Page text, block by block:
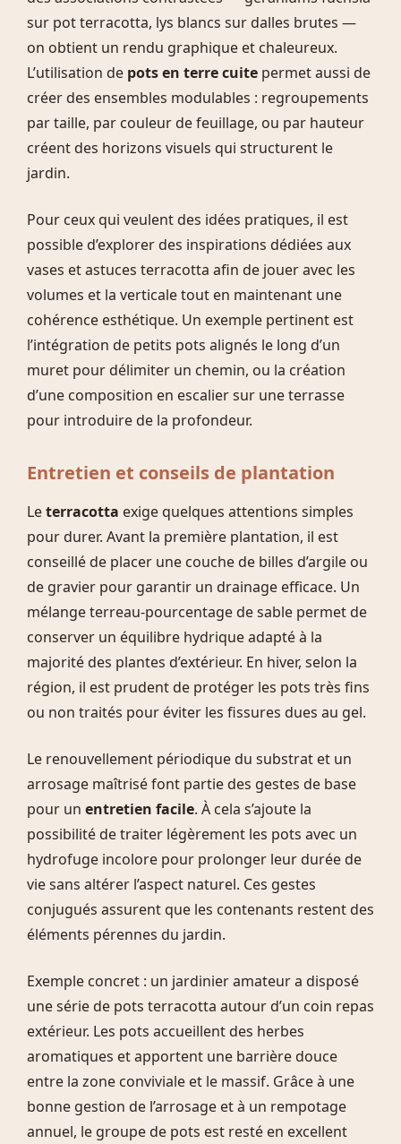
sur pot terracotta, lys blancs sur dalles brutes —
on obtient un rendu graphique et chaleureux.
L’utilisation de pots en terre cuite permet aussi de
créer des ensembles modulables : regroupements
par taille, par couleur de feuillage, ou par hauteur
créent des horizons visuels qui structurent le
jardin.
Pour ceux qui veulent des idées pratiques, il est
possible d’explorer des inspirations dédiées aux
vases et astuces terracotta afin de jouer avec les
volumes et la verticale tout en maintenant une
cohérence esthétique. Un exemple pertinent est
l’intégration de petits pots alignés le long d’un
muret pour délimiter un chemin, ou la création
d’une composition en escalier sur une terrasse
pour introduire de la profondeur.
Entretien et conseils de plantation
Leterracotta exige quelques attentions simples
pour durer. Avant la première plantation, il est
conseillé de placer une couche de billes d’argile ou
de gravier pour garantir un drainage efficace. Un
mélange terreau-pourcentage de sable permet de
conserver un équilibre hydrique adapté à la
majorité des plantes d’extérieur. En hiver, selon la
région, il est prudent de protéger les pots très fins
ou non traités pour éviter les fissures dues au gel.
Le renouvellement périodique du substrat et un
arrosage maîtrisé font partie des gestes de base
pour un entretien facile. À cela s’ajoute la
possibilité de traiter légèrement les pots avec un
hydrofuge incolore pour prolonger leur durée de
vie sans altérer l’aspect naturel. Ces gestes
conjugués assurent que les contenants restent des
éléments pérennes du jardin.
Exemple concret : un jardinier amateur a disposé
une série de pots terracotta autour d’un coin repas
extérieur. Les pots accueillent des herbes
aromatiques et apportent une barrière douce
entre la zone conviviale et le massif. Grâce à une
bonne gestion de l’arrosage et à un rempotage
annuel, le groupe de pots est resté en excellent